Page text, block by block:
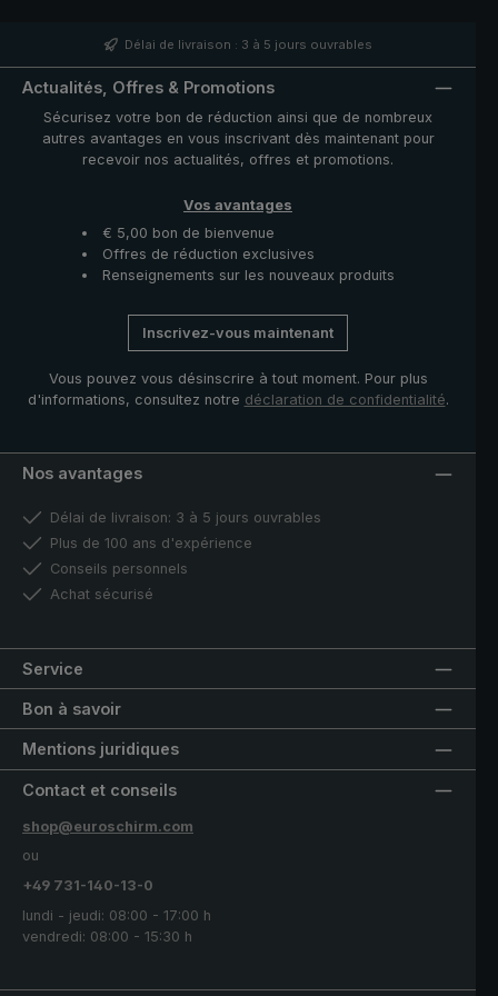
confortablement. Avec le parapluie City 3060 avec FPU
50+, vous êtes parfaitement équipé pour toutes les
conditions météorologiques, qu'il pleuve ou que le soleil
Délai de livraison : 3 à 5 jours ouvrables
Actualités, Offres & Promotions
Sécurisez votre bon de réduction ainsi que de nombreux
autres avantages en vous inscrivant dès maintenant pour
recevoir nos actualités, offres et promotions.
Vos avantages
€ 5,00 bon de bienvenue
Offres de réduction exclusives
Renseignements sur les nouveaux produits
Inscrivez-vous maintenant
Vous pouvez vous désinscrire à tout moment. Pour plus
d'informations, consultez notre déclaration de confidentialité.
Nos avantages
Délai de livraison: 3 à 5 jours ouvrables
Plus de 100 ans d'expérience
Conseils personnels
Achat sécurisé
Service
Bon à savoir
Mentions juridiques
Contact et conseils
shop@euroschirm.com
ou
+49 731-140-13-0
lundi - jeudi: 08:00 - 17:00 h
vendredi: 08:00 - 15:30 h